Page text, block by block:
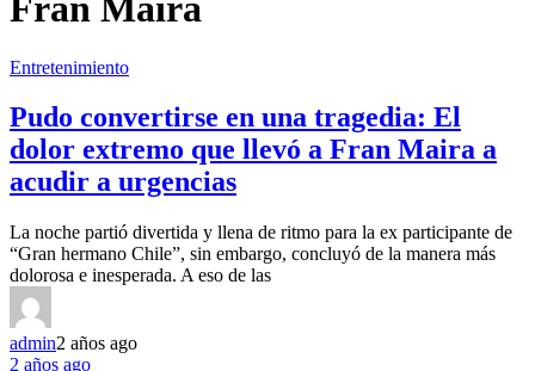
Entretenimiento
Pudo convertirse en una tragedia: El
dolor extremo que llevó a Fran Maira a
acudir a urgencias
La noche partió divertida y llena de ritmo para la ex participante de
“Gran hermano Chile”, sin embargo, concluyó de la manera más
dolorosa e inesperada. A eso de las
admin2 años ago
2 años ago